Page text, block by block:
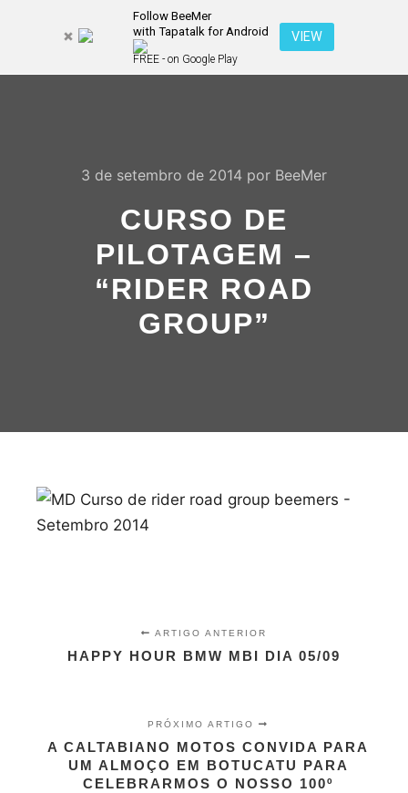
Follow BeeMer
with Tapatalk for Android
FREE - on Google Play
VIEW
3 de setembro de 2014 por BeeMer
CURSO DE
PILOTAGEM –
“RIDER ROAD
GROUP”
ARTIGO ANTERIOR
HAPPY HOUR BMW MBI DIA 05/09
PRÓXIMO ARTIGO
A CALTABIANO MOTOS CONVIDA PARA
UM ALMOÇO EM BOTUCATU PARA
CELEBRARMOS O NOSSO 100º